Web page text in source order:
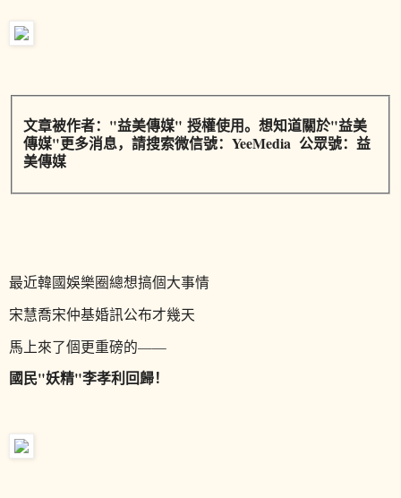
文章被作者："益美傳媒" 授權使用。想知道關於"益美
傳媒"更多消息，請搜索微信號：YeeMedia 公眾號：益
美傳媒
最近韓國娛樂圈總想搞個大事情
宋慧喬宋仲基婚訊公布才幾天
馬上來了個更重磅的——
國民"妖精"李孝利回歸！